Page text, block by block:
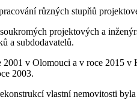
různých stupňů
projektových a
a subdodavatelů.
v Olomouci a v roce 2015
2003.
vlastní nemovitosti